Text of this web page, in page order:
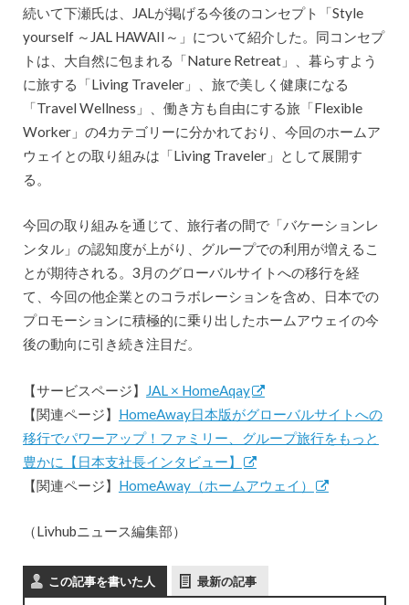
続いて下瀬氏は、JALが掲げる今後のコンセプト「Style
yourself ～JAL HAWAII～」について紹介した。同コンセプ
トは、大自然に包まれる「Nature Retreat」、暮らすよう
に旅する「Living Traveler」、旅で美しく健康になる
「Travel Wellness」、働き方も自由にする旅「Flexible
Worker」の4カテゴリーに分かれており、今回のホームア
ウェイとの取り組みは「Living Traveler」として展開す
る。
今回の取り組みを通じて、旅行者の間で「バケーションレ
ンタル」の認知度が上がり、グループでの利用が増えるこ
とが期待される。3月のグローバルサイトへの移行を経
て、今回の他企業とのコラボレーションを含め、日本での
プロモーションに積極的に乗り出したホームアウェイの今
後の動向に引き続き注目だ。
【サービスページ】
JAL × HomeAqay
【関連ページ】 HomeAway日本版がグローバルサイトへの
移行でパワーアップ！ファミリー、グループ旅行をもっと
豊かに【日本支社長インタビュー】
【関連ページ】 HomeAway（ホームアウェイ）
（Livhubニュース編集部）
この記事を書いた人 最新の記事